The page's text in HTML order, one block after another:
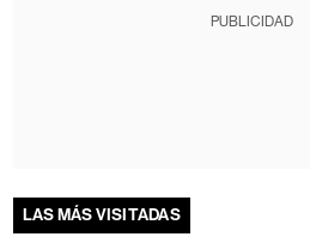
PUBLICIDAD
LAS MÁS VISITADAS